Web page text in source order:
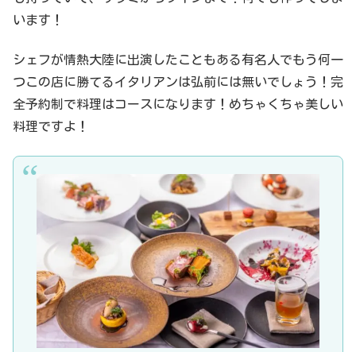
います！
シェフが情熱大陸に出演したこともある有名人でもう何一
つこの店に勝てるイタリアンは弘前には無いでしょう！完
全予約制で料理はコースになります！めちゃくちゃ美しい
料理ですよ！